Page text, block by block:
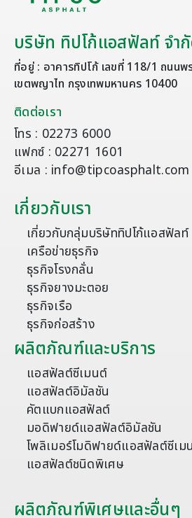
บริษัท ทิปโก้แอสฟัลท์ จำ
ที่อยู่ : อาคารทิปโก้ เลขที่ 118/1 ถนนพ
เขตพญาไท กรุงเทพมหานคร 10400
ติดต่อเรา
โทร : 02273 6000
แฟกซ์ : 02271 1601
อีเมล : info@tipcoasphalt.com
เกี่ยวกับเรา
เกี่ยวกับกลุ่มบริษัททิปโก้แอสฟัลท์
เครือข่ายธุรกิจ
ธุรกิจโรงกลั่น
ธุรกิจยางมะตอย
ธุรกิจเรือ
ธุรกิจก่อสร้าง
ผลิตภัณฑ์และบริการ
แอสฟัลต์ซีเมนต์
แอสฟัลต์อิมัลชัน
คัตแบกแอสฟัลต์
มอดิฟายด์แอสฟัลต์อิมัลชัน
โพลิเมอร์โมดิฟายด์แอสฟัลต์ซีเม
แอสฟัลต์ชนิดพิเศษ
ผลิตภัณฑ์พิเศษและอื่นๆ